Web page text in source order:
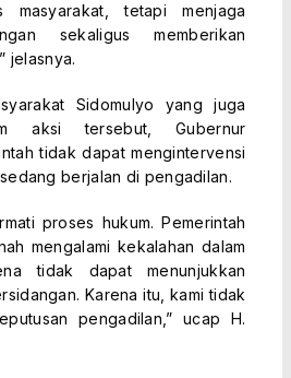
masyarakat, tetapi menjaga
sekaligus memberikan
jelasnya.
Sidomulyo yang juga
aksi tersebut, Gubernur
tidak dapat mengintervensi
berjalan di pengadilan.
proses hukum. Pemerintah
mengalami kekalahan dalam
tidak dapat menunjukkan
Karena itu, kami tidak
pengadilan,” ucap H.